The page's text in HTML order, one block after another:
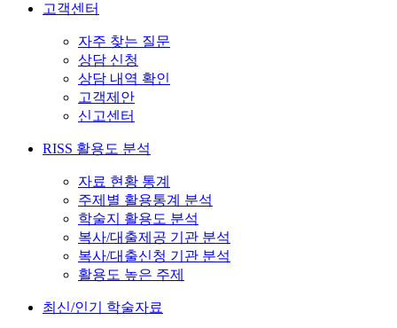
고객센터
자주 찾는 질문
상담 신청
상담 내역 확인
고객제안
신고센터
RISS 활용도 분석
자료 현황 통계
주제별 활용통계 분석
학술지 활용도 분석
복사/대출제공 기관 분석
복사/대출신청 기관 분석
활용도 높은 주제
최신/인기 학술자료